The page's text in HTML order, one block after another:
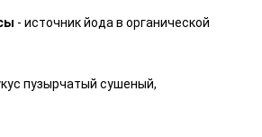
- источник йода в органической
пузырчатый сушеный,